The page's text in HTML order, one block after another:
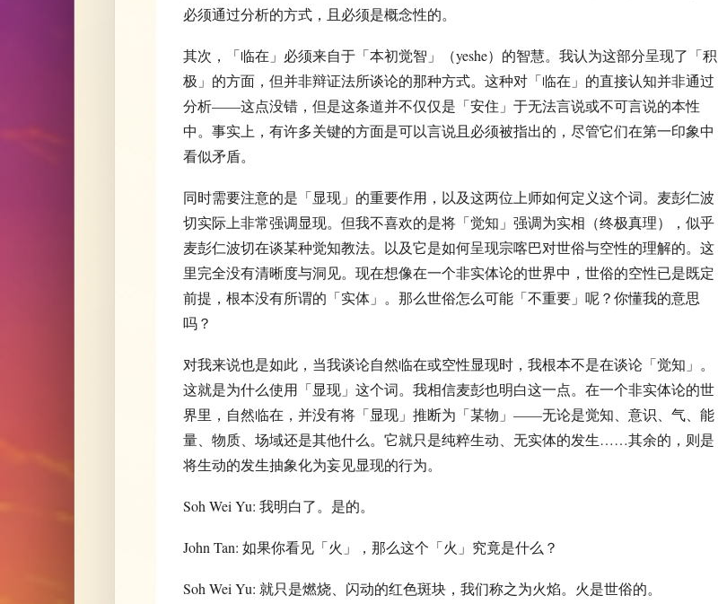
必须通过分析的方式，且必须是概念性的。
其次，「临在」必须来自于「本初觉智」（yeshe）的智慧。我认为这部分呈现了「积
极」的方面，但并非辩证法所谈论的那种方式。这种对「临在」的直接认知并非通过
分析——这点没错，但是这条道并不仅仅是「安住」于无法言说或不可言说的本性
中。事实上，有许多关键的方面是可以言说且必须被指出的，尽管它们在第一印象中
看似矛盾。
同时需要注意的是「显现」的重要作用，以及这两位上师如何定义这个词。麦彭仁波
切实际上非常强调显现。但我不喜欢的是将「觉知」强调为实相（终极真理），似乎
麦彭仁波切在谈某种觉知教法。以及它是如何呈现宗喀巴对世俗与空性的理解的。这
里完全没有清晰度与洞见。现在想像在一个非实体论的世界中，世俗的空性已是既定
前提，根本没有所谓的「实体」。那么世俗怎么可能「不重要」呢？你懂我的意思
吗？
对我来说也是如此，当我谈论自然临在或空性显现时，我根本不是在谈论「觉知」。
这就是为什么使用「显现」这个词。我相信麦彭也明白这一点。在一个非实体论的世
界里，自然临在，并没有将「显现」推断为「某物」——无论是觉知、意识、气、能
量、物质、场域还是其他什么。它就只是纯粹生动、无实体的发生……其余的，则是
将生动的发生抽象化为妄见显现的行为。
Soh Wei Yu: 我明白了。是的。
John Tan: 如果你看见「火」，那么这个「火」究竟是什么？
Soh Wei Yu: 就只是燃烧、闪动的红色斑块，我们称之为火焰。火是世俗的。